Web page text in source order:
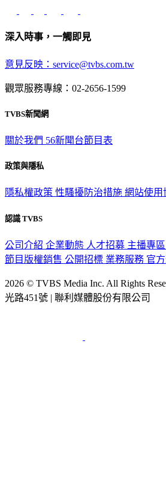
深入時事，一觸即見
意見反映：service@tvbs.com.tw
觀眾服務專線：02-2656-1599
TVBS新聞網
關於我們 56新聞台節目表
政策與隱私
隱私權政策 性騷擾防治措施 網站使用
認識 TVBS
公司介紹 企業動態 人才招募 主播專區
節目版權銷售 公開招標 業務服務 官
2026 © TVBS Media Inc. All Rights
光路451號 | 聯利媒體股份有限公司